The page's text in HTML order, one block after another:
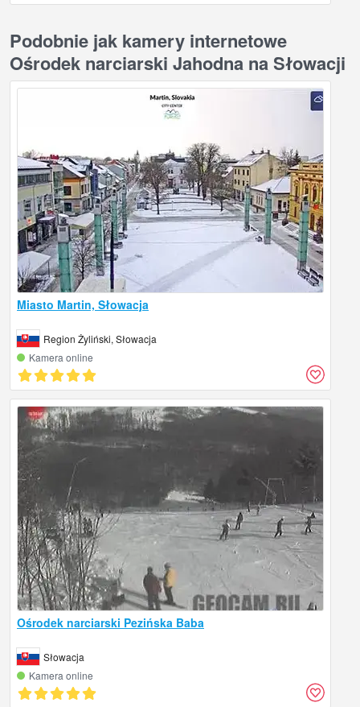
Podobnie jak kamery internetowe
Ośrodek narciarski Jahodna na Słowacji
Miasto Martin, Słowacja
Region Żyliński, Słowacja
Kamera online
Ośrodek narciarski Pezińska Baba
Słowacja
Kamera online